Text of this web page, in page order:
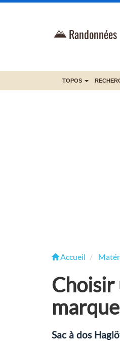
Randonnées
TOPOS
Accueil
Choisir
Sac à dos